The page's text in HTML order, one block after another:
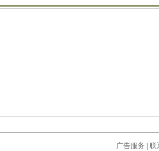
广告服务
联